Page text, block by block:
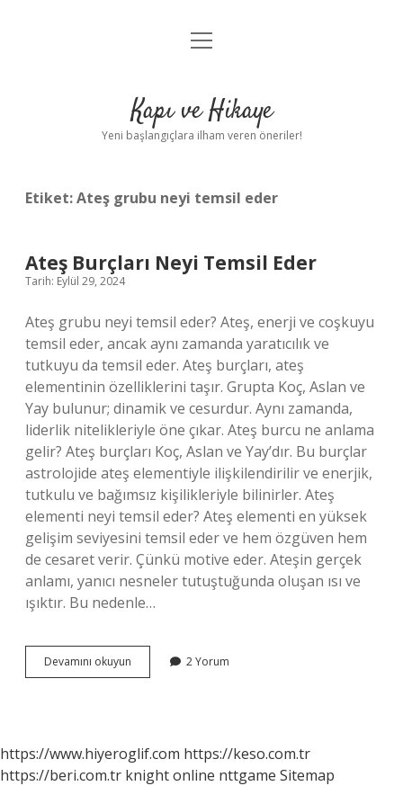
Anasayfa
Yasal Uyarı
menüyü
Kapı ve Hikaye
Yeni başlangıçlara ilham veren öneriler!
Etiket:Ateş grubu neyi temsil eder
Ateş Burçları Neyi Temsil Eder
Tarih: Eylül 29, 2024
Ateş grubu neyi temsil eder? Ateş, enerji ve coşkuyu
temsil eder, ancak aynı zamanda yaratıcılık ve
tutkuyu da temsil eder. Ateş burçları, ateş
elementinin özelliklerini taşır. Grupta Koç, Aslan ve
Yay bulunur; dinamik ve cesurdur. Aynı zamanda,
liderlik nitelikleriyle öne çıkar. Ateş burcu ne anlama
gelir? Ateş burçları Koç, Aslan ve Yay’dır. Bu burçlar
astrolojide ateş elementiyle ilişkilendirilir ve enerjik,
tutkulu ve bağımsız kişilikleriyle bilinirler. Ateş
elementi neyi temsil eder? Ateş elementi en yüksek
gelişim seviyesini temsil eder ve hem özgüven hem
de cesaret verir. Çünkü motive eder. Ateşin gerçek
anlamı, yanıcı nesneler tutuştuğunda oluşan ısı ve
ışıktır. Bu nedenle…
Devamını okuyun
Burçları
2 Yorum
https://www.hiyeroglif.com https://keso.com.tr
https://beri.com.tr knight online nttgame Sitemap